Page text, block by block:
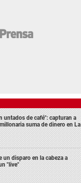
untados de café": capturan a
suma de dinero en La
un disparo en la cabeza a
"live"